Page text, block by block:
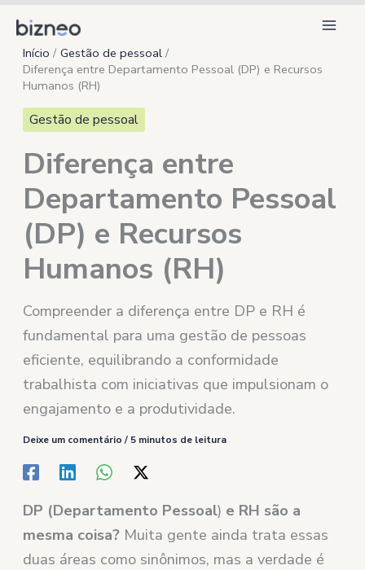
para
conteúdo
Início
Gestão de pessoal
Diferença entre Departamento Pessoal (DP) e Recursos
Humanos (RH)
Gestão de pessoal
Diferença entre
Departamento Pessoal
(DP) e Recursos
Humanos (RH)
Compreender a diferença entre DP e RH é
fundamental para uma gestão de pessoas
eficiente, equilibrando a conformidade
trabalhista com iniciativas que impulsionam o
engajamento e a produtividade.
Deixe um comentário / 5 minutos de leitura
DP (Departamento Pessoal) e RH são a
mesma coisa? Muita gente ainda trata essas
duas áreas como sinônimos, mas a verdade é